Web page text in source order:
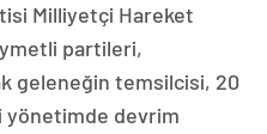
Milliyetçi Hareket
partileri,
geleneğin temsilcisi, 20
yönetimde devrim